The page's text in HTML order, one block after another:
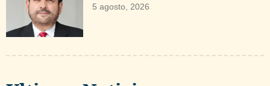
5 agosto, 2026